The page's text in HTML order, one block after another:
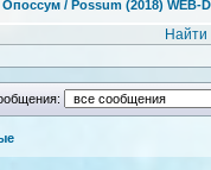
Опоссум / Possum (2018) WEB-
Найти